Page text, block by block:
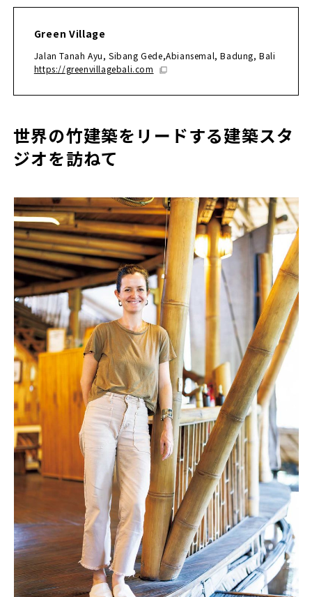
Green Village
Jalan Tanah Ayu, Sibang Gede,Abiansemal, Badung, Bali
https://greenvillagebali.com
世界の竹建築をリードする建築スタ
ジオを訪ねて